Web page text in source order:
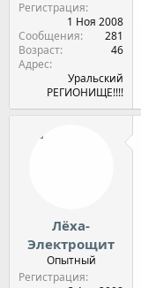
Регистрация
1 Ноя 2008
Сообщения
281
Возраст
46
Адрес
Уральский
РЕГИОНИЩЕ!!!!
Лёха-
Электрощит
Опытный
Регистрация